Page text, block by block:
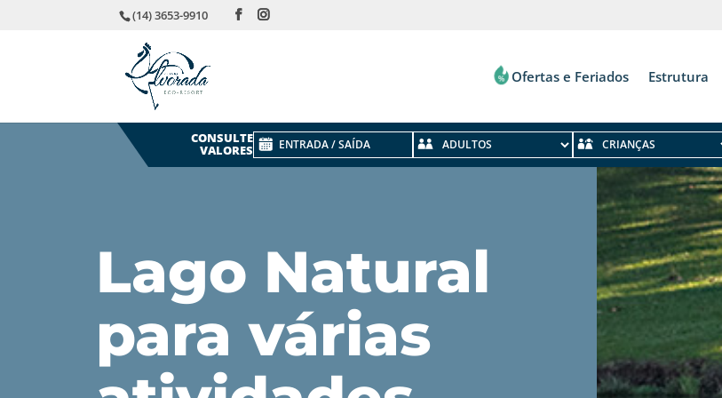
(14) 3653-9910
% Ofertas e Feriados Estrutura
CONSULTE
VALORES
Lago Natural
para várias